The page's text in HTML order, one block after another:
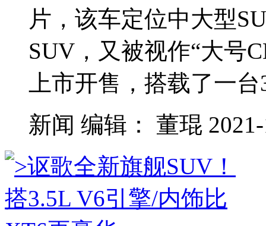
片，该车定位中大型
SUV，又被视作“大号
上市开售，搭载了一台
新闻 编辑： 董琨